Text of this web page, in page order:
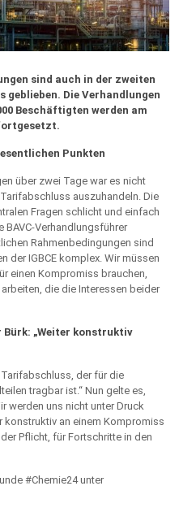
sind auch in der zweiten
geblieben. Die Verhandlungen
Beschäftigten werden am
Punkten
über zwei Tage war es nicht
auszuhandeln. Die
Fragen schlicht und einfach
BAVC-Verhandlungsführer
Rahmenbedingungen sind
der IGBCE komplex. Wir müssen
einen Kompromiss brauchen,
die die Interessen beider
„Weiter konstruktiv
Tarifabschluss, der für die
tragbar ist.“ Nun gelte es,
werden uns nicht unter Druck
konstruktiv an einem Kompromiss
Pflicht, für Fortschritte in den
#Chemie24 unter